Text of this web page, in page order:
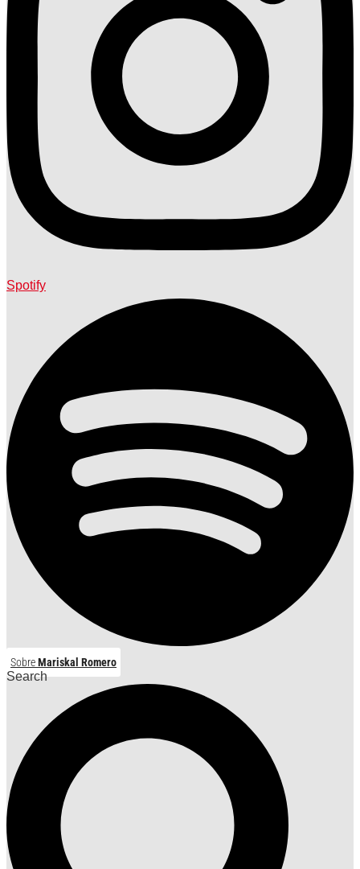
Spotify
SobreMariskal Romero
Search